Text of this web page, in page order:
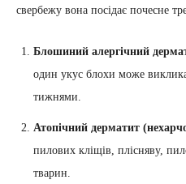
свербежу вона посідає почесне
Блошиний алергічний
один укус блохи може
тижнями.
Атопічний дерматит
пилових кліщів, плісняву,
тварин.